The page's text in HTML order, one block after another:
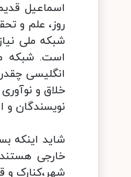
اسماعیل
روز، علم و
شبکه ملی
است. شبکه
انگلیسی
خلاق و
نویسندگان و
شاید اینکه
خارجی
شهر،کنارک و